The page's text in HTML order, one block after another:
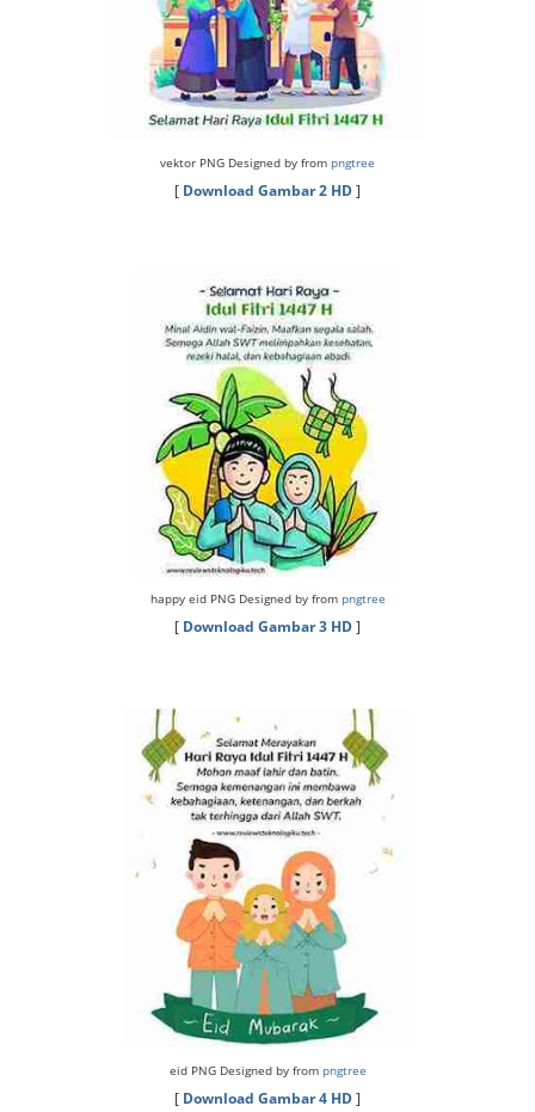
vektor PNG Designed by from pngtree
[ Download Gambar 2 HD]
happy eid PNG Designed by from pngtree
[ Download Gambar 3 HD]
eid PNG Designed by from pngtree
[ Download Gambar 4 HD]